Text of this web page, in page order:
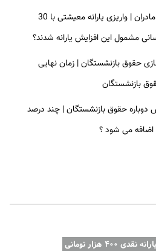
پرداخت کالابرگ برای مادران | واریزی یارانه معیشتی با 30
مشمول این افزایش یارانه شدند؟
حقوق بازنشستگان | زمان نهایی
دوباره حقوق بازنشستگان | چند درصد
اضافه می شود ؟
یارانه نقدی ۴۰۰ هزار تومانی